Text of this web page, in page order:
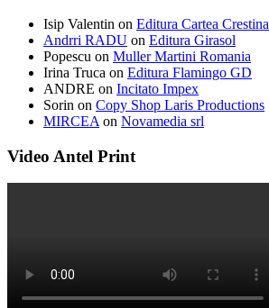
Isip Valentin on Editura Cartea Crestina
Andrri RADU on Editura Girasol
Popescu on Muller Martini Romania
Irina Truca on Editura Flamingo GD
ANDRE on Incitato Impex
Sorin on Copy Shop Laris Productions
MIRCEA on Novamedia srl
Video Antel Print